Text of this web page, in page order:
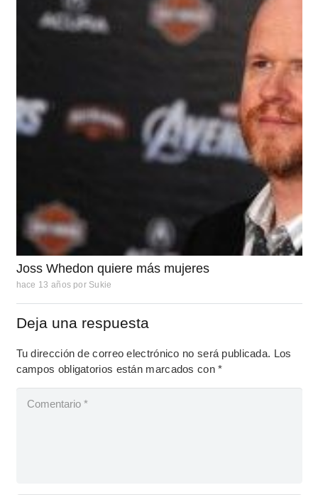
Joss Whedon quiere más mujeres
hace 13 años por Sukie
Deja una respuesta
Tu dirección de correo electrónico no será publicada. Los
campos obligatorios están marcados con*